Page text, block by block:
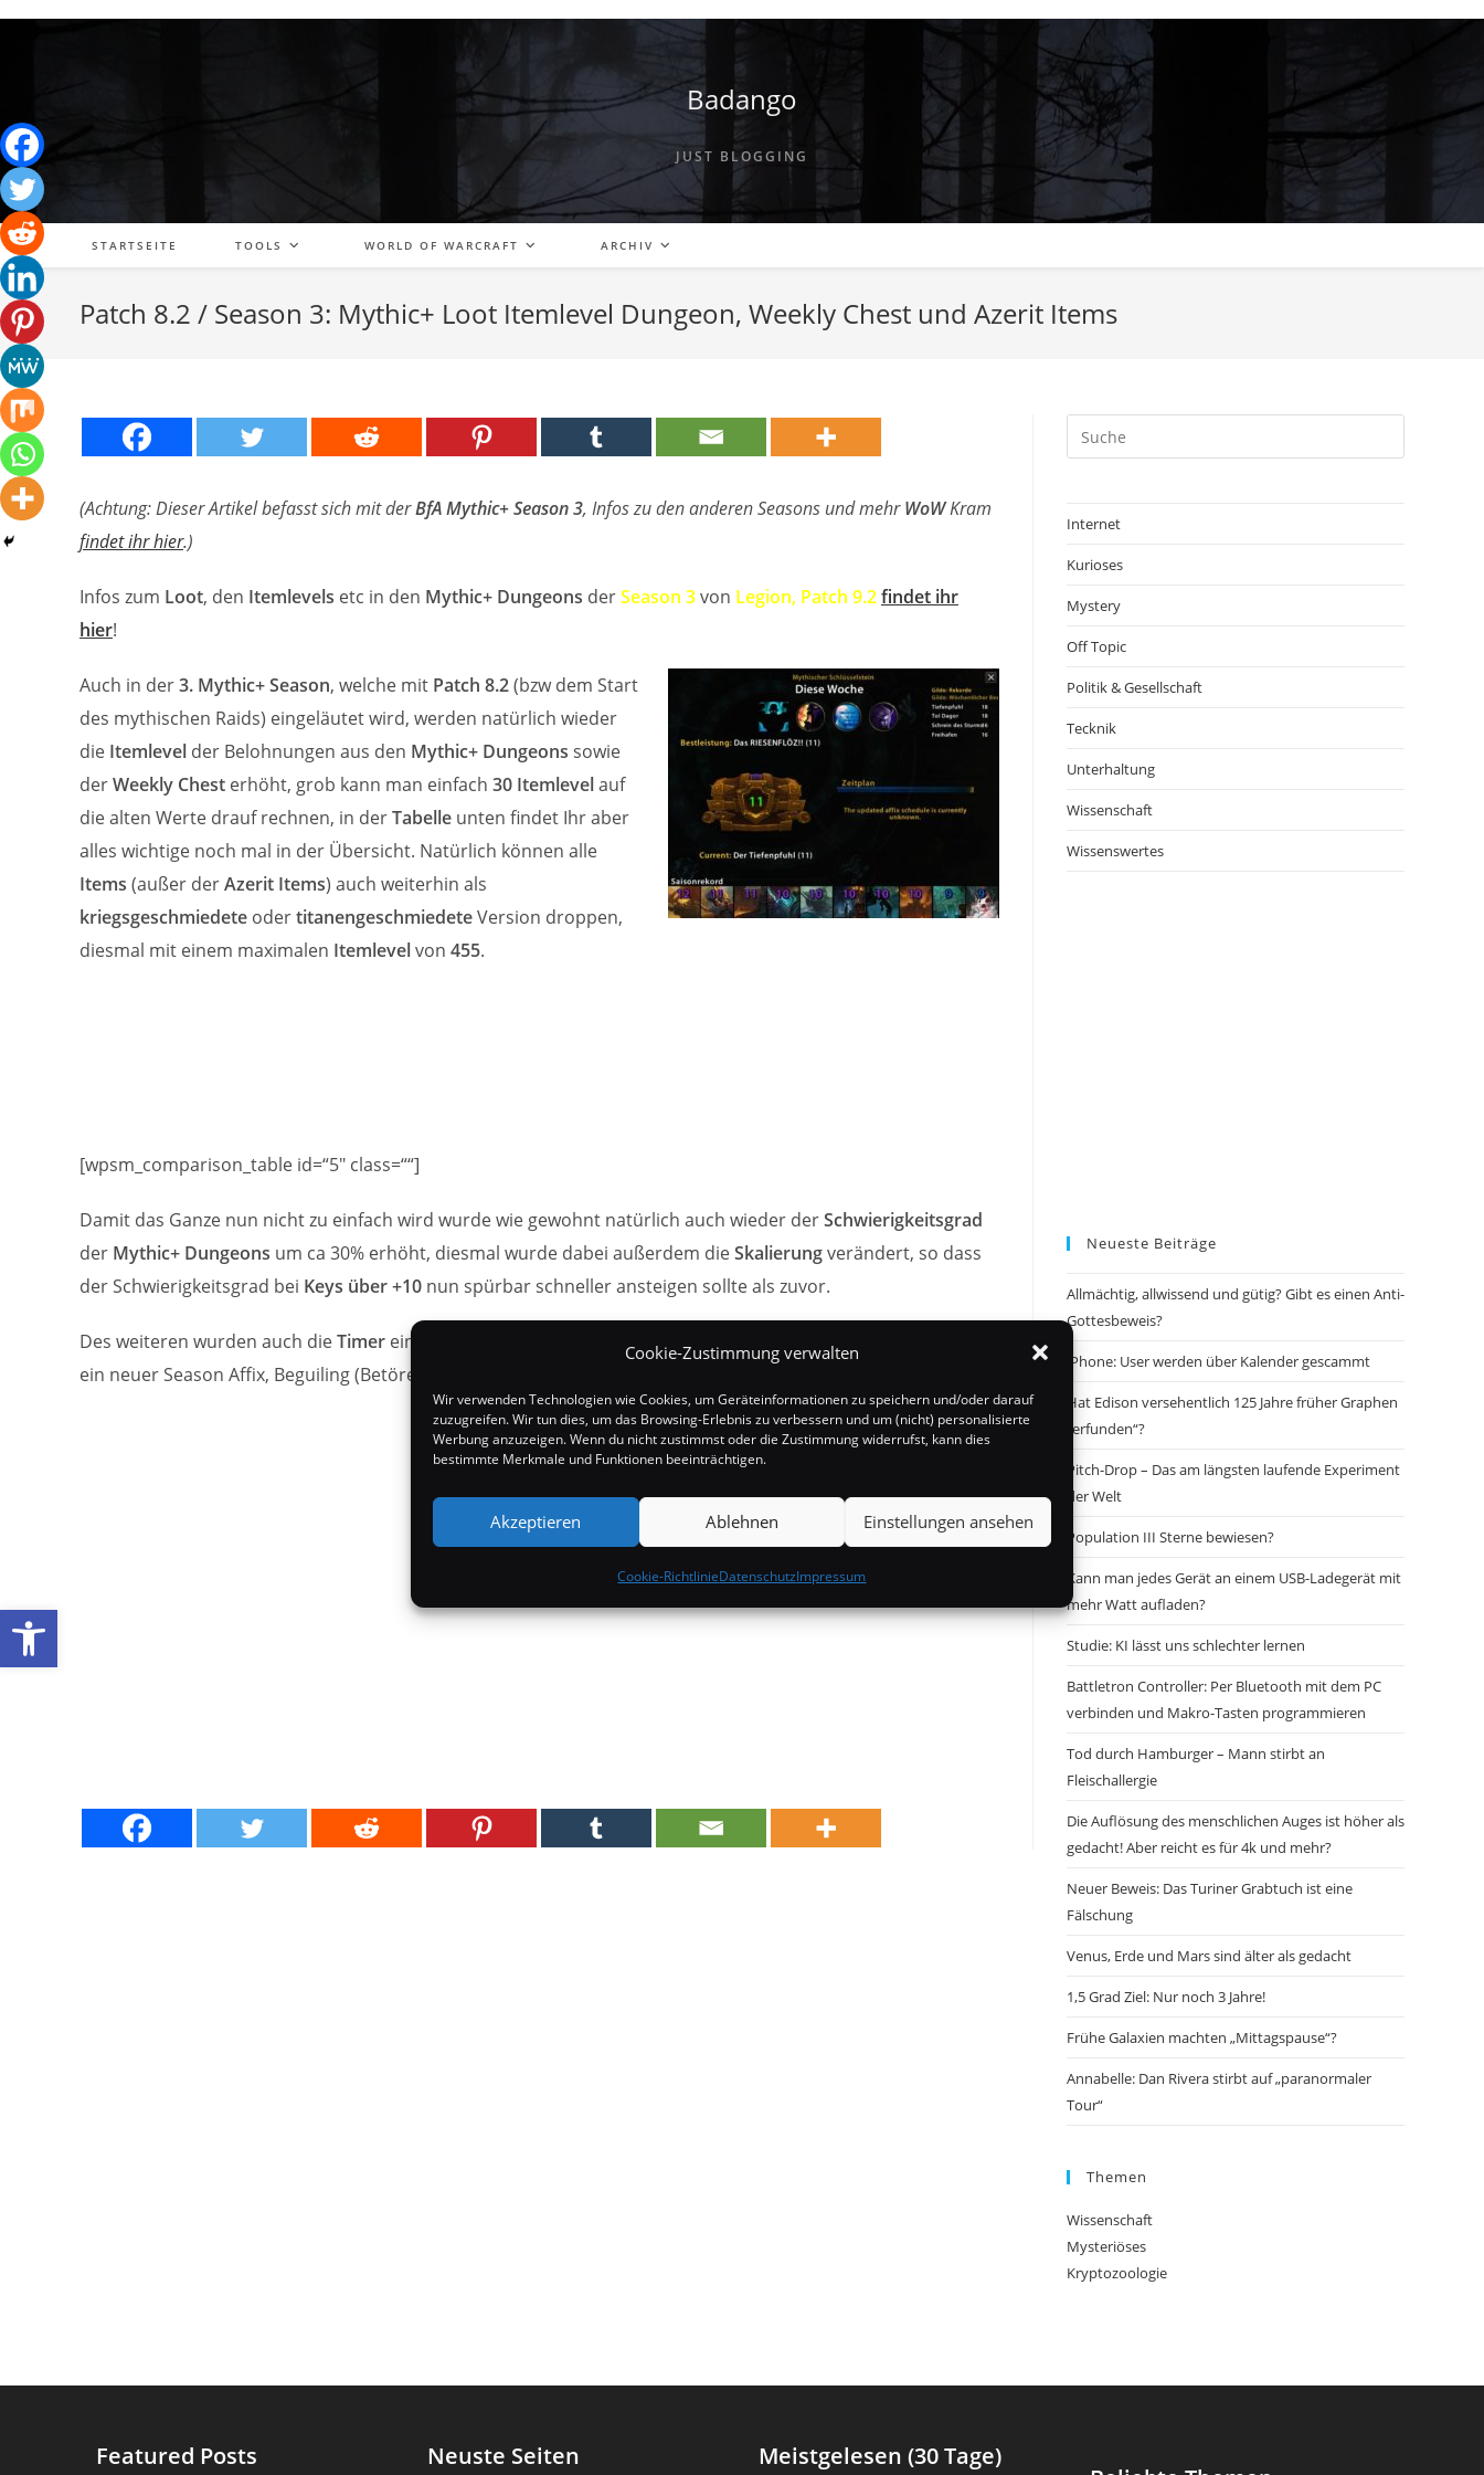
Werkzeugleiste öffnen
Cookie-Zustimmung verwalten
Wir verwenden Technologien wie Cookies, um Geräteinformationen zu speichern und/oder darauf
zuzugreifen. Wir tun dies, um das Browsing-Erlebnis zu verbessern und um (nicht) personalisierte
Werbung anzuzeigen. Wenn du nicht zustimmst oder die Zustimmung widerrufst, kann dies
bestimmte Merkmale und Funktionen beeinträchtigen.
Akzeptieren Ablehnen Einstellungen ansehen
Cookie-RichtlinieDatenschutzImpressum
Badango
JUST BLOGGING
STARTSEITE TOOLS WORLD OF WARCRAFT ARCHIV
Patch 8.2 / Season 3: Mythic+ Loot Itemlevel Dungeon, Weekly Chest und Azerit Items
(Achtung: Dieser Artikel befasst sich mit derBfA Mythic+ Season 3, Infos zu den anderen Seasons und mehrWoWKram
findet ihr hier.)
Infos zum Loot, den Itemlevels etc in den Mythic+ Dungeons derSeason 3von Legion, Patch 9.2findet ihr
hier!
Auch in der3. Mythic+ Season, welche mit Patch 8.2(bzw dem Start
des mythischen Raids) eingeläutet wird, werden natürlich wieder
die Itemlevel der Belohnungen aus den Mythic+ Dungeons sowie
derWeekly Chest erhöht, grob kann man einfach 30 Itemlevelauf
die alten Werte drauf rechnen, in derTabelle unten findet Ihr aber
alles wichtige noch mal in der Übersicht. Natürlich können alle
Items (außer derAzerit Items) auch weiterhin als
kriegsgeschmiedete odertitanengeschmiedeteVersion droppen,
diesmal mit einem maximalen Itemlevelvon 455.
[wpsm_comparison_table id=“5″ class=““]
Damit das Ganze nun nicht zu einfach wird wurde wie gewohnt natürlich auch wieder derSchwierigkeitsgrad
der Mythic+ Dungeons um ca 30% erhöht, diesmal wurde dabei außerdem dieSkalierungverändert, so dass
der Schwierigkeitsgrad bei Keys über +10 nun spürbar schneller ansteigen sollte als zuvor.
Des weiteren wurden auch dieTimer einiger angepasst (eine aktuelle Übersicht findet ihr
ein neuer Season Affix, Beguiling (Betörend), eingeführt (
Internet
Kurioses
Mystery
Off Topic
Politik & Gesellschaft
Tecknik
Unterhaltung
Wissenschaft
Wissenswertes
Neueste Beiträge
Allmächtig, allwissend und gütig? Gibt es einen Anti-
Gottesbeweis?
iPhone: User werden über Kalender gescammt
Hat Edison versehentlich 125 Jahre früher Graphen
„erfunden“?
Pitch-Drop – Das am längsten laufende Experiment
der Welt
Population III Sterne bewiesen?
Kann man jedes Gerät an einem USB-Ladegerät mit
mehr Watt aufladen?
Studie: KI lässt uns schlechter lernen
Battletron Controller: Per Bluetooth mit dem PC
verbinden und Makro-Tasten programmieren
Tod durch Hamburger – Mann stirbt an
Fleischallergie
Die Auflösung des menschlichen Auges ist höher als
gedacht! Aber reicht es für 4k und mehr?
Neuer Beweis: Das Turiner Grabtuch ist eine
Fälschung
Venus, Erde und Mars sind älter als gedacht
1,5 Grad Ziel: Nur noch 3 Jahre!
Frühe Galaxien machten „Mittagspause“?
Annabelle: Dan Rivera stirbt auf „paranormaler
Tour“
Themen
Wissenschaft
Mysteriöses
Kryptozoologie
Featured Posts Neuste Seiten Meistgelesen (30 Tage)